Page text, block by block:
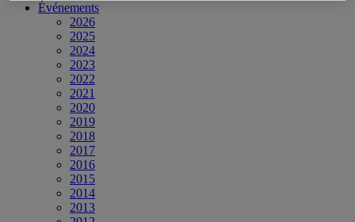
Événements
2026
2025
2024
2023
2022
2021
2020
2019
2018
2017
2016
2015
2014
2013